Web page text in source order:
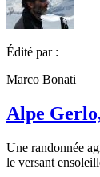
Édité par :
Marco Bonati
Alpe
Une randonnée
le versant